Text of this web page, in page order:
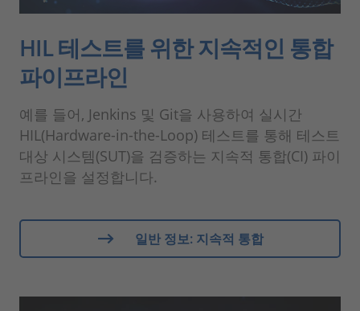
HIL 테스트를 위한 지속적인 통합
파이프라인
예를 들어, Jenkins 및 Git을 사용하여 실시간
HIL(Hardware-in-the-Loop) 테스트를 통해 테스트
대상 시스템(SUT)을 검증하는 지속적 통합(CI) 파이
프라인을 설정합니다.
일반 정보: 지속적 통합